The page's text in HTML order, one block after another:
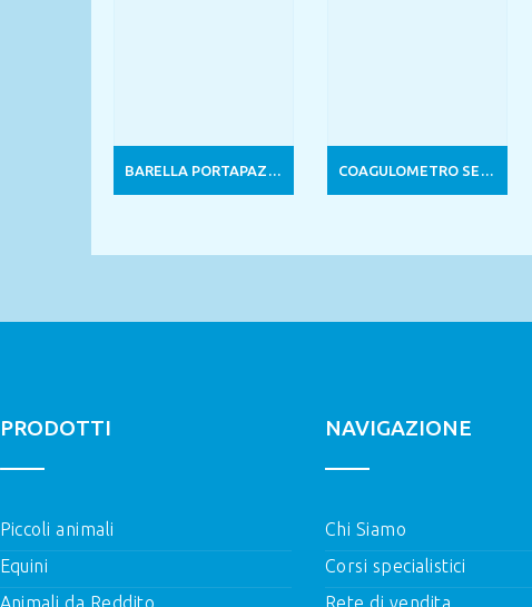
PRODOTTI
Piccoli animali
Equini
Animali da Reddito
NAVIGAZIONE
Chi Siamo
Corsi specialistici
Rete di vendita